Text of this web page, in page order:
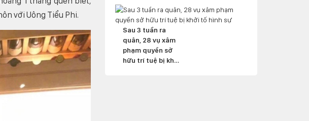
với Uông Tiểu Phi.
Sau 3 tuần ra
quân, 28 vụ xâm
phạm quyền sở
hữu trí tuệ bị khởi